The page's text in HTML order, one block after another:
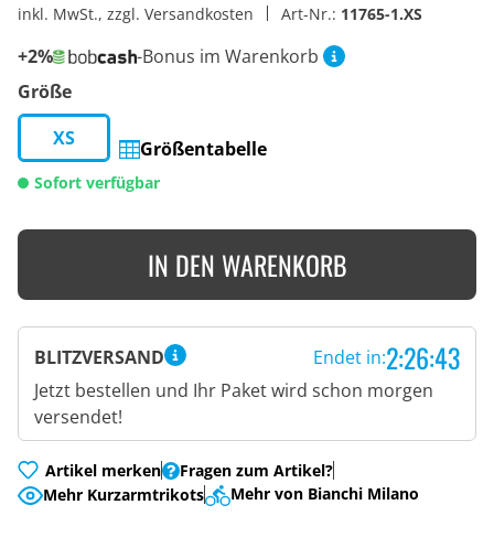
inkl. MwSt., zzgl. Versandkosten Art-Nr.: 11765-1.XS
+2%
-Bonus im Warenkorb
Größe
XS
Größentabelle
Sofort verfügbar
IN DEN WARENKORB
BLITZVERSAND
Jetzt bestellen und Ihr Paket wird schon morgen
versendet!
Endet in:2:26:42
Artikel merken
Fragen zum Artikel?
Mehr Kurzarmtrikots
Mehr von Bianchi Milano